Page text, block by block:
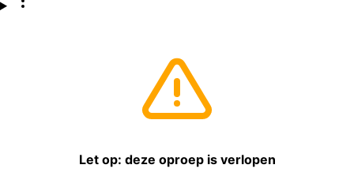
Let op: deze oproep is verlopen